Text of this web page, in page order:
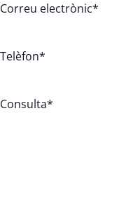
Correu electrònic*
Telèfon*
Consulta*